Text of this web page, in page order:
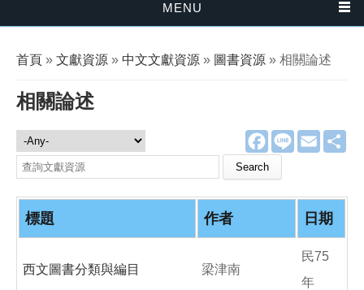
MENU
您在這裡
首頁 » 文獻資源 » 中文文獻資源 » 圖書資源 » 相關論述
相關論述
F
a
e
o
L
E
m
文獻資源
Search this site
標題 作者 日期
西文圖書分類與編目 梁津南
民75
年